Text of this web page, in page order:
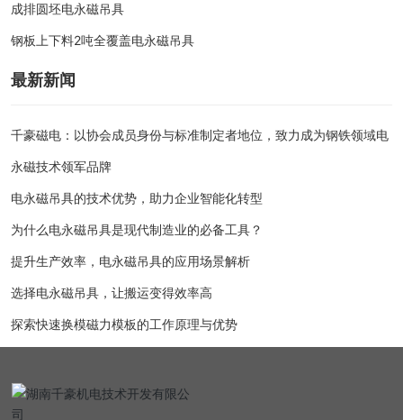
成排圆坯电永磁吊具
钢板上下料2吨全覆盖电永磁吊具
最新新闻
千豪磁电：以协会成员身份与标准制定者地位，致力成为钢铁领域电
永磁技术领军品牌
电永磁吊具的技术优势，助力企业智能化转型
为什么电永磁吊具是现代制造业的必备工具？
提升生产效率，电永磁吊具的应用场景解析
选择电永磁吊具，让搬运变得效率高
探索快速换模磁力模板的工作原理与优势